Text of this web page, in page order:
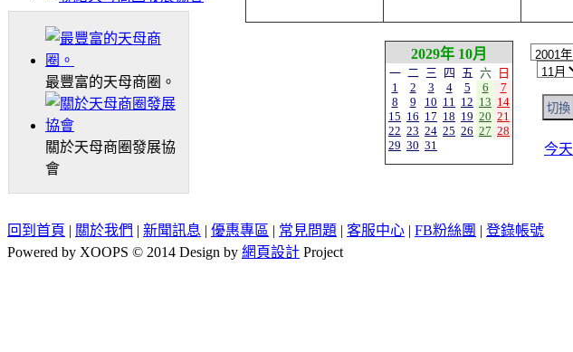
最豐富的天母商圈。
關於天母商圈發展協
會
2029年 10月
一 二 三 四 五 六
日
1
2 3 4 5 6
7
8
9 10 11 12 13 14
15 16 17 18 19 20 21
22 23 24 25 26 27 28
29 30 31 今天
回到首頁 | 關於我們 | 新聞訊息 | 優惠專區 | 常見問題 | 客服中心 | FB粉絲團 | 登錄帳號
Powered by XOOPS © 2014 Design by 網頁設計 Project